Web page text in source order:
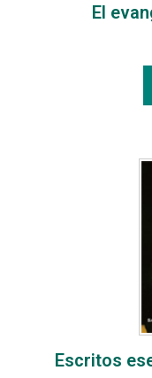
El
Escritos